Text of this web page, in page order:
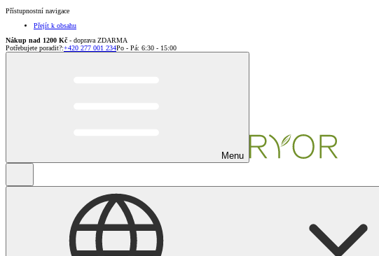
Přístupnostní navigace
Přejít k obsahu
Nákup nad 1200 Kč - doprava ZDARMA
Potřebujete poradit?:+420 277 001 234Po - Pá: 6:30 - 15:00
Menu